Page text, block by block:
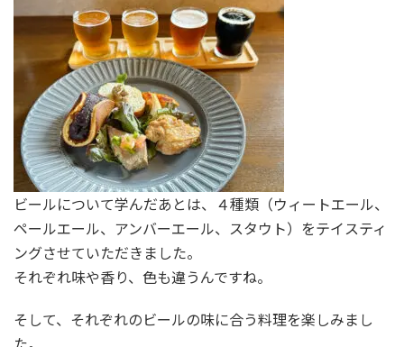
ビールについて学んだあとは、４種類（ウィートエール、
ペールエール、アンバーエール、スタウト）をテイスティ
ングさせていただきました。
それぞれ味や香り、色も違うんですね。
そして、それぞれのビールの味に合う料理を楽しみまし